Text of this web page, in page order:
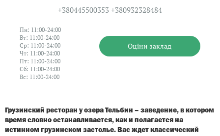
+380445500353 +380932328484
Пн: 11:00-24:00
Вт: 11:00-24:00
Ср: 11:00-24:00
Чт: 11:00-24:00
Пт: 11:00-24:00
Сб: 11:00-24:00
Вс: 11:00-24:00
Оцiни заклад
Грузинский ресторан у озера Тельбин – заведение, в котором
время словно останавливается, как и полагается на
истинном грузинском застолье. Вас ждет классический